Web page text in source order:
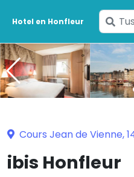
Hotel en Honfleur
tus
Cours Jean de Vienne,
ibis Honfleur